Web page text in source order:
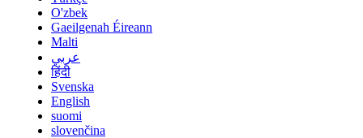
O'zbek
Gaeilgenah Éireann
Malti
عربي
हिंदी
Svenska
English
suomi
slovenčina